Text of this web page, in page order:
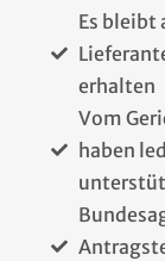
Es bleibt
erhalten
Vom
haben